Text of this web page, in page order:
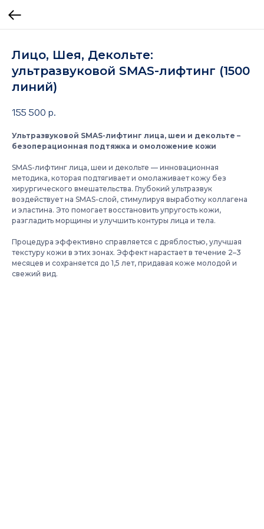
Лицо, Шея, Декольте:
ультразвуковой SMAS-лифтинг (1500
линий)
155 500 р.
Ультразвуковой SMAS-лифтинг лица, шеи и декольте –
безоперационная подтяжка и омоложение кожи
SMAS-лифтинг лица, шеи и декольте — инновационная
методика, которая подтягивает и омолаживает кожу без
хирургического вмешательства. Глубокий ультразвук
воздействует на SMAS-слой, стимулируя выработку коллагена
и эластина. Это помогает восстановить упругость кожи,
разгладить морщины и улучшить контуры лица и тела.
Процедура эффективно справляется с дряблостью, улучшая
текстуру кожи в этих зонах. Эффект нарастает в течение 2–3
месяцев и сохраняется до 1,5 лет, придавая коже молодой и
свежий вид.